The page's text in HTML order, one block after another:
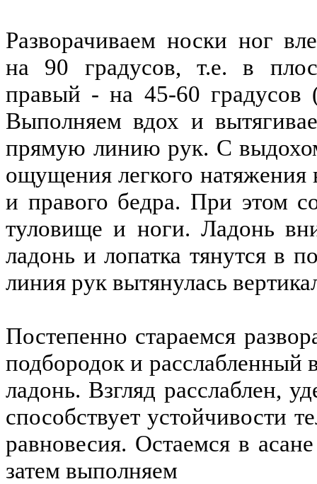
Разворачиваем носки ног
на 90 градусов, т.е. в
правый - на 45-60
Выполняем вдох и
прямую линию рук. С
ощущения легкого
и правого бедра. При этом
туловище и ноги. Ладонь
ладонь и лопатка тянутся в
линия рук вытянулась
Постепенно стараемся
подбородок и расслабленный
ладонь. Взгляд расслаблен,
способствует устойчивости
равновесия. Остаемся в
затем выполняем